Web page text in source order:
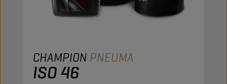
CHAMPION PNEUMA
ISO 46